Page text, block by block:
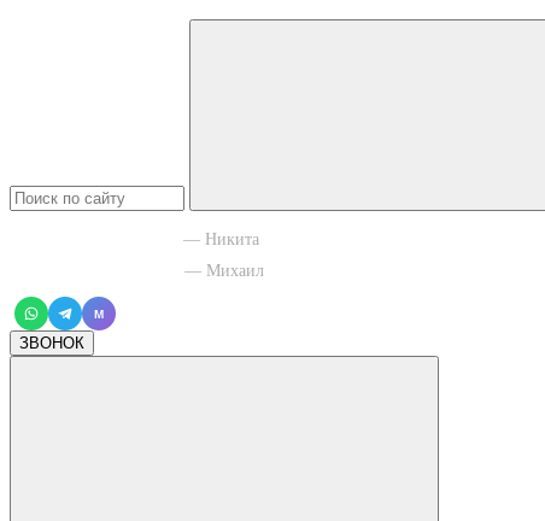
— Никита
— Михаил
M
ЗВОНОК